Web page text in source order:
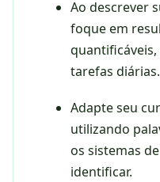
Ao descrever
foque em
tarefas diárias.
Adapte seu
utilizando
os sistemas
identificar.